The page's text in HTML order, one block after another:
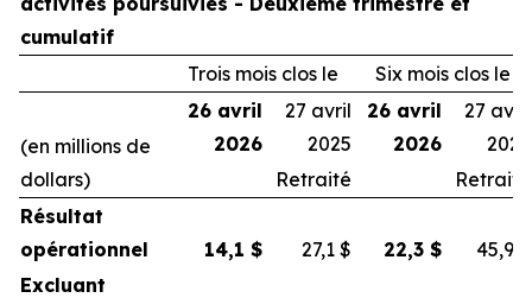
cumulatif
Trois mois clos le
Six mois clos le
(en millions de
dollars)
26 avril
2026
27 avril
2025
26 avril
2026
27 avril
2025
Retraité
Retraité
Résultat
opérationnel
14,1 $ 27,1 $ 22,3 $ 45,9
Excluant